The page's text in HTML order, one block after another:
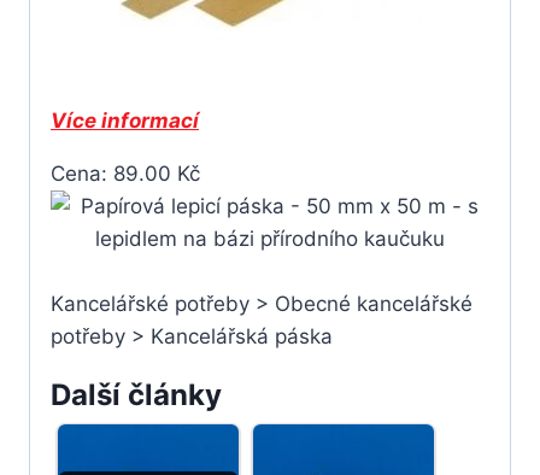
Více informací
Cena: 89.00 Kč
Kancelářské potřeby > Obecné kancelářské
potřeby > Kancelářská páska
Další články